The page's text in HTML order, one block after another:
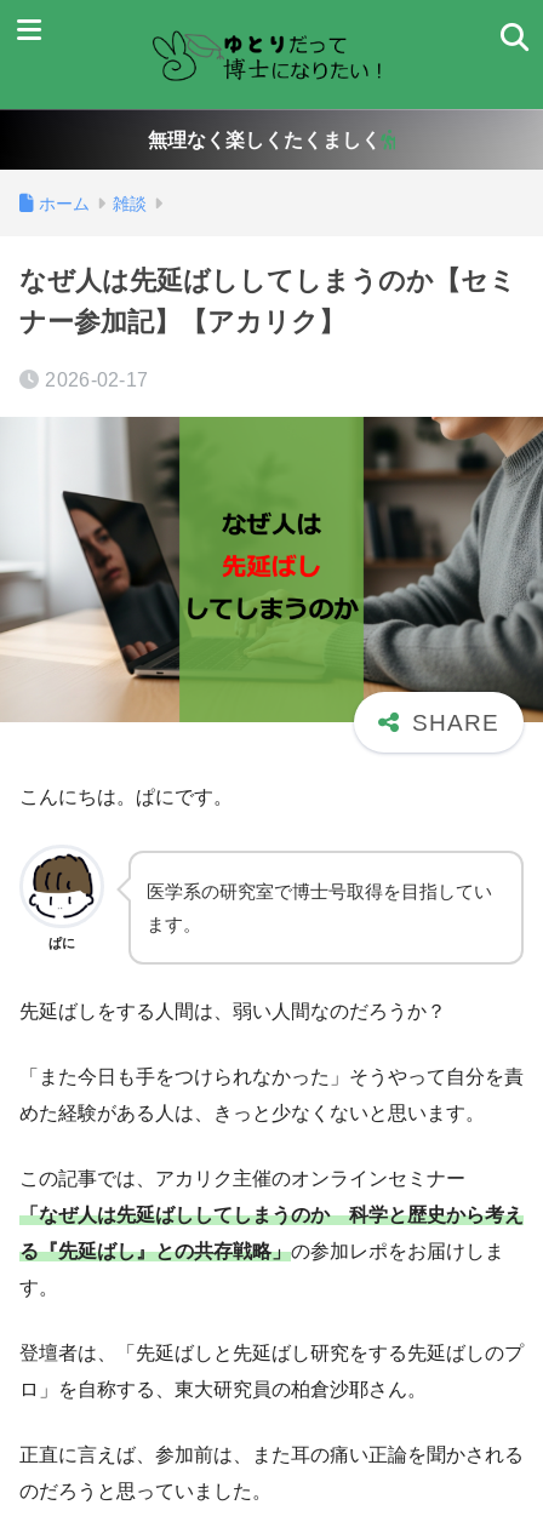
無理なく楽しくたくましく
ホーム 雑談
なぜ人は先延ばししてしまうのか【セミ
ナー参加記】【アカリク】
2026-02-17
こんにちは。ぱにです。
ぱに
医学系の研究室で博士号取得を目指してい
ます。
先延ばしをする人間は、弱い人間なのだろうか？
「また今日も手をつけられなかった」そうやって自分を責
めた経験がある人は、きっと少なくないと思います。
この記事では、アカリク主催のオンラインセミナー
「なぜ人は先延ばししてしまうのか 科学と歴史から考え
る『先延ばし』との共存戦略」の参加レポをお届けしま
す。
登壇者は、「先延ばしと先延ばし研究をする先延ばしのプ
ロ」を自称する、東大研究員の柏倉沙耶さん。
正直に言えば、参加前は、また耳の痛い正論を聞かされる
のだろうと思っていました。